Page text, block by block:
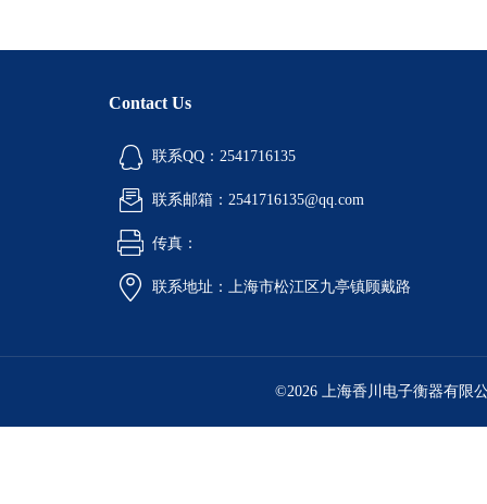
Contact Us
联系QQ：2541716135
联系邮箱：2541716135@qq.com
传真：
联系地址：上海市松江区九亭镇顾戴路
©2026 上海香川电子衡器有限